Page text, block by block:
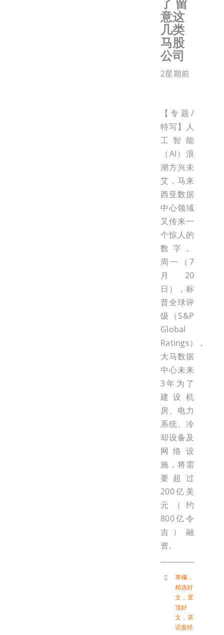
意这
几类
马股
公司
2星期前
【专题/
特写】人
工智能
（AI）浪
潮方兴未
艾，马来
西亚数据
中心领域
又传来一
个惊人的
数字。
周一（7
月20
日），标
普全球评
级（S&P
Global
Ratings），
大马数据
中心未来
3年为了
建设机
房、电力
系统、冷
却设备及
网络设
施，将需
要超过
200亿美
元（约
800亿令
吉）融
资。
專欄 ，
精选好
文 ， 置
顶好
文 ， 茶
话股经